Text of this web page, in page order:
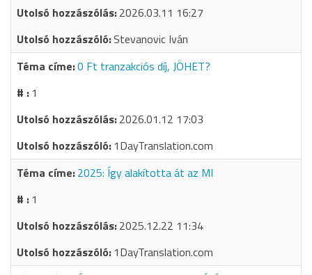
2026.03.11 16:27
Stevanovic Iván
0 Ft tranzakciós díj, JÖHET?
1
2026.01.12 17:03
1DayTranslation.com
2025: Így alakította át az MI
1
2025.12.22 11:34
1DayTranslation.com